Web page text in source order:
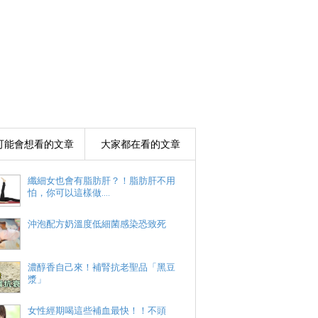
能會想看的文章 大家都在看的文章
纖細女也會有脂肪肝？！脂肪肝不用
怕，你可以這樣做....
沖泡配方奶溫度低細菌感染恐致死
濃醇香自己來！補腎抗老聖品「黑豆
漿」
女性經期喝這些補血最快！！不頭